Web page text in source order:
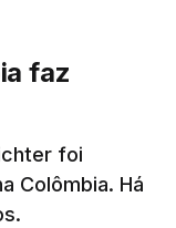
faz
foi
Colômbia. Há